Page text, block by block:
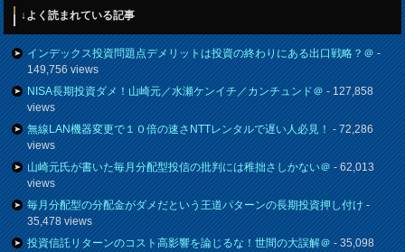
↓よく読まれている記事
インデックス投資問題点デメリットは投資の終わりにある出口戦略？＠-
149,756 views
NISA長期投資ダメ！山崎元／水瀬ケンイチ／カンチュンド＠- 127,858
views
無線LAN機器変更で１０倍の速さNTTレンタルで遅い人必見！- 72,286
views
山崎元氏が書いた毎月分配型投信の批判には稚拙さしかない＠- 62,013
views
毎月分配型の分配金がダメだという王道パターンの長期投資押し付け-
35,478 views
投資信託リターンのコスト高影響を論じるな！世間の大誤解＠- 35,098